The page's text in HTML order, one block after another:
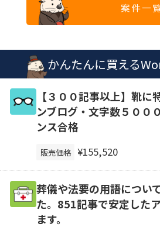
案件一
かんたんに買える
【３００記事以上】靴に
ンブログ・文字数５００
ンス合格
販売価格 ¥155,520
葬儀や法要の用語につい
た。851記事で安定した
ます。